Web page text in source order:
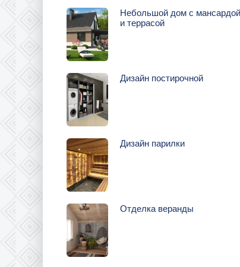
Небольшой дом с мансардой
и террасой
Дизайн постирочной
Дизайн парилки
Отделка веранды